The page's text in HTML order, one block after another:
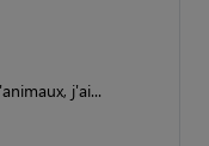
j'ai...